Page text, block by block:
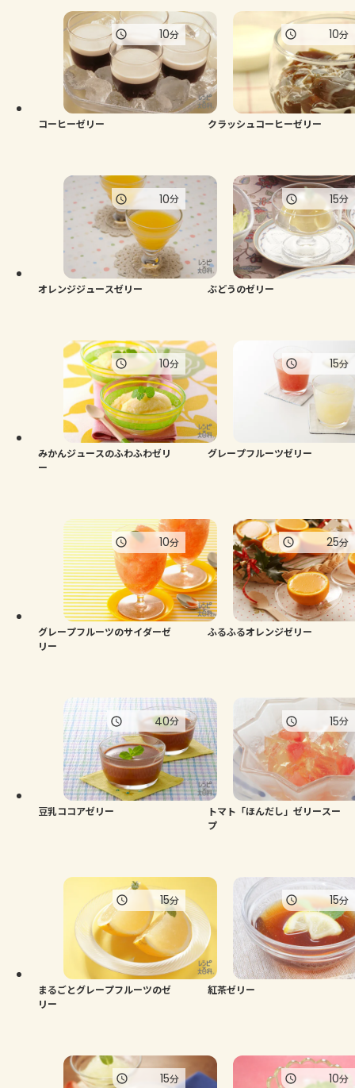
コーヒーゼリー
10分
クラッシュコーヒーゼリー
10分
オレンジジュースゼリー
10分
ぶどうのゼリー
15分
みかんジュースのふわふわゼリ
ー
10分
グレープフルーツゼリー
15分
グレープフルーツのサイダーゼ
リー
10分
ふるふるオレンジゼリー
25分
豆乳ココアゼリー
40分
トマト「ほんだし」ゼリースー
プ
15分
まるごとグレープフルーツのゼ
リー
15分
紅茶ゼリー
15分
15分 10分